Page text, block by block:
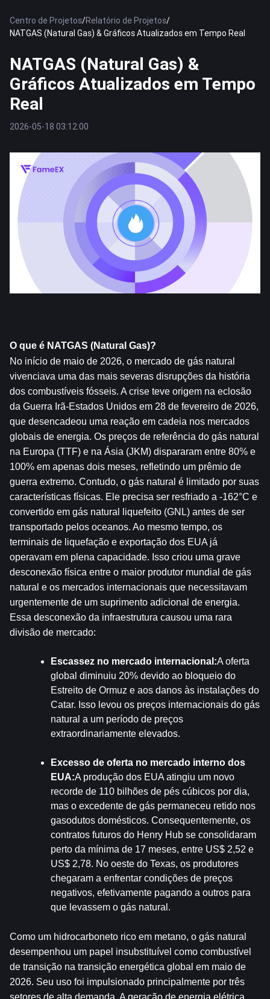
Centro de Projetos/Relatório de Projetos/
NATGAS (Natural Gas) & Gráficos Atualizados em Tempo Real
NATGAS (Natural Gas) &
Gráficos Atualizados em Tempo
Real
2026-05-18 03:12:00
O que é NATGAS (Natural Gas)?
No início de maio de 2026, o mercado de gás natural
vivenciava uma das mais severas disrupções da história
dos combustíveis fósseis. A crise teve origem na eclosão
da Guerra Irã-Estados Unidos em 28 de fevereiro de 2026,
que desencadeou uma reação em cadeia nos mercados
globais de energia. Os preços de referência do gás natural
na Europa (TTF) e na Ásia (JKM) dispararam entre 80% e
100% em apenas dois meses, refletindo um prêmio de
guerra extremo. Contudo, o gás natural é limitado por suas
características físicas. Ele precisa ser resfriado a -162°C e
convertido em gás natural liquefeito (GNL) antes de ser
transportado pelos oceanos. Ao mesmo tempo, os
terminais de liquefação e exportação dos EUA já
operavam em plena capacidade. Isso criou uma grave
desconexão física entre o maior produtor mundial de gás
natural e os mercados internacionais que necessitavam
urgentemente de um suprimento adicional de energia.
Essa desconexão da infraestrutura causou uma rara
divisão de mercado:
Escassez no mercado internacional:A oferta
global diminuiu 20% devido ao bloqueio do
Estreito de Ormuz e aos danos às instalações do
Catar. Isso levou os preços internacionais do gás
natural a um período de preços
extraordinariamente elevados.
Excesso de oferta no mercado interno dos
EUA:A produção dos EUA atingiu um novo
recorde de 110 bilhões de pés cúbicos por dia,
mas o excedente de gás permaneceu retido nos
gasodutos domésticos. Consequentemente, os
contratos futuros do Henry Hub se consolidaram
perto da mínima de 17 meses, entre US$ 2,52 e
US$ 2,78. No oeste do Texas, os produtores
chegaram a enfrentar condições de preços
negativos, efetivamente pagando a outros para
que levassem o gás natural.
Como um hidrocarboneto rico em metano, o gás natural
desempenhou um papel insubstituível como combustível
de transição na transição energética global em maio de
2026. Seu uso foi impulsionado principalmente por três
setores de alta demanda. A geração de energia elétrica